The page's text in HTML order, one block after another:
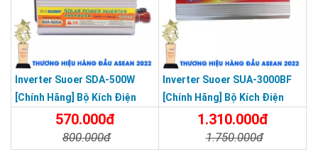
Inverter Suoer SDA-500W
[Chính Hãng] Bộ Kích Điện
12V Lên 220V - Máy Kích Điện
500W Sin Mô Phỏng
570.000đ
800.000đ
Inverter Suoer SUA-3000BF
[Chính Hãng] Bộ Kích Điện
Đổi Điện 3000W 24V Lên 220V
Bảo Vệ Ngược Cực Sóng Sin
Mô Phỏng
1.310.000đ
1.750.000đ